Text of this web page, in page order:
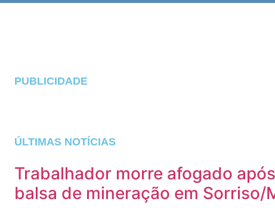
PUBLICIDADE
ÚLTIMAS NOTÍCIAS
Trabalhador morre afogado
balsa de mineração em Sorriso/